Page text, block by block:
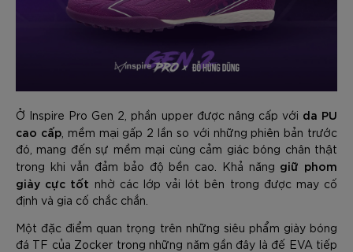
Ở Inspire Pro Gen 2, phần upper được nâng cấp với da PU
cao cấp, mềm mại gấp 2 lần so với những phiên bản trước
đó, mang đến sự mềm mại cùng cảm giác bóng chân thật
trong khi vẫn đảm bảo độ bền cao. Khả năng giữ phom
giày cực tốt nhờ các lớp vải lót bên trong được may cố
định và gia cố chắc chắn.
Một đặc điểm quan trọng trên những siêu phẩm giày bóng
đá TF của Zocker trong những năm gần đây là đế EVA tiếp